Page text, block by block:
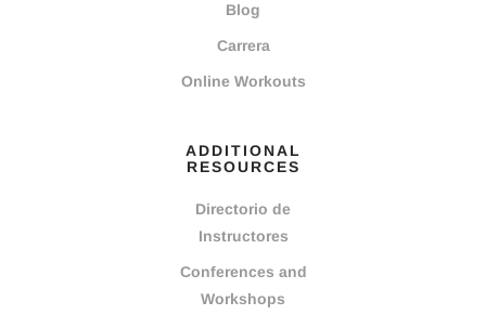
Blog
Carrera
Online Workouts
ADDITIONAL
RESOURCES
Directorio de
Instructores
Conferences and
Workshops